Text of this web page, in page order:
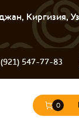
Киргизия,
547-77-83
0